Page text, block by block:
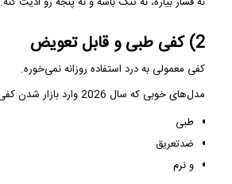
2) کفی طبی و قابل تعویض
کفی معمولی به درد استفاده روزانه نمی‌خوره.
مدل‌های خوبی که سال 2026 وارد بازار شدن کفی‌های:
طبی
ضدتعریق
و نرم